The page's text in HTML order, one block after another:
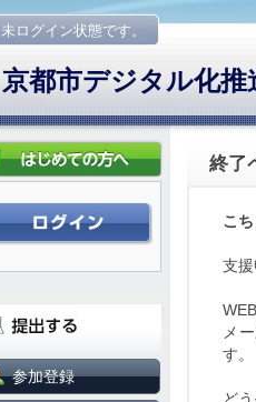
未ログイン状態です。
京都市デジタル化
参加登録
終了
こ
支援
メ
す。